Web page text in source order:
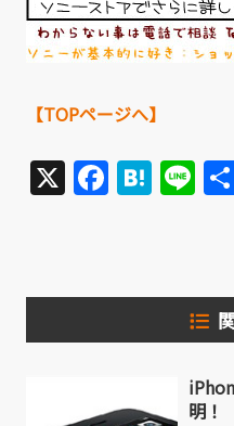
【TOPページへ】
X
明！